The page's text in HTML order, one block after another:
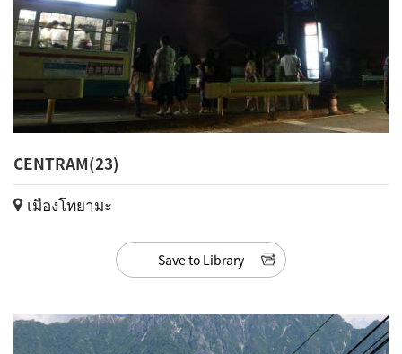
CENTRAM(23)
เมืองโทยามะ
Save to Library